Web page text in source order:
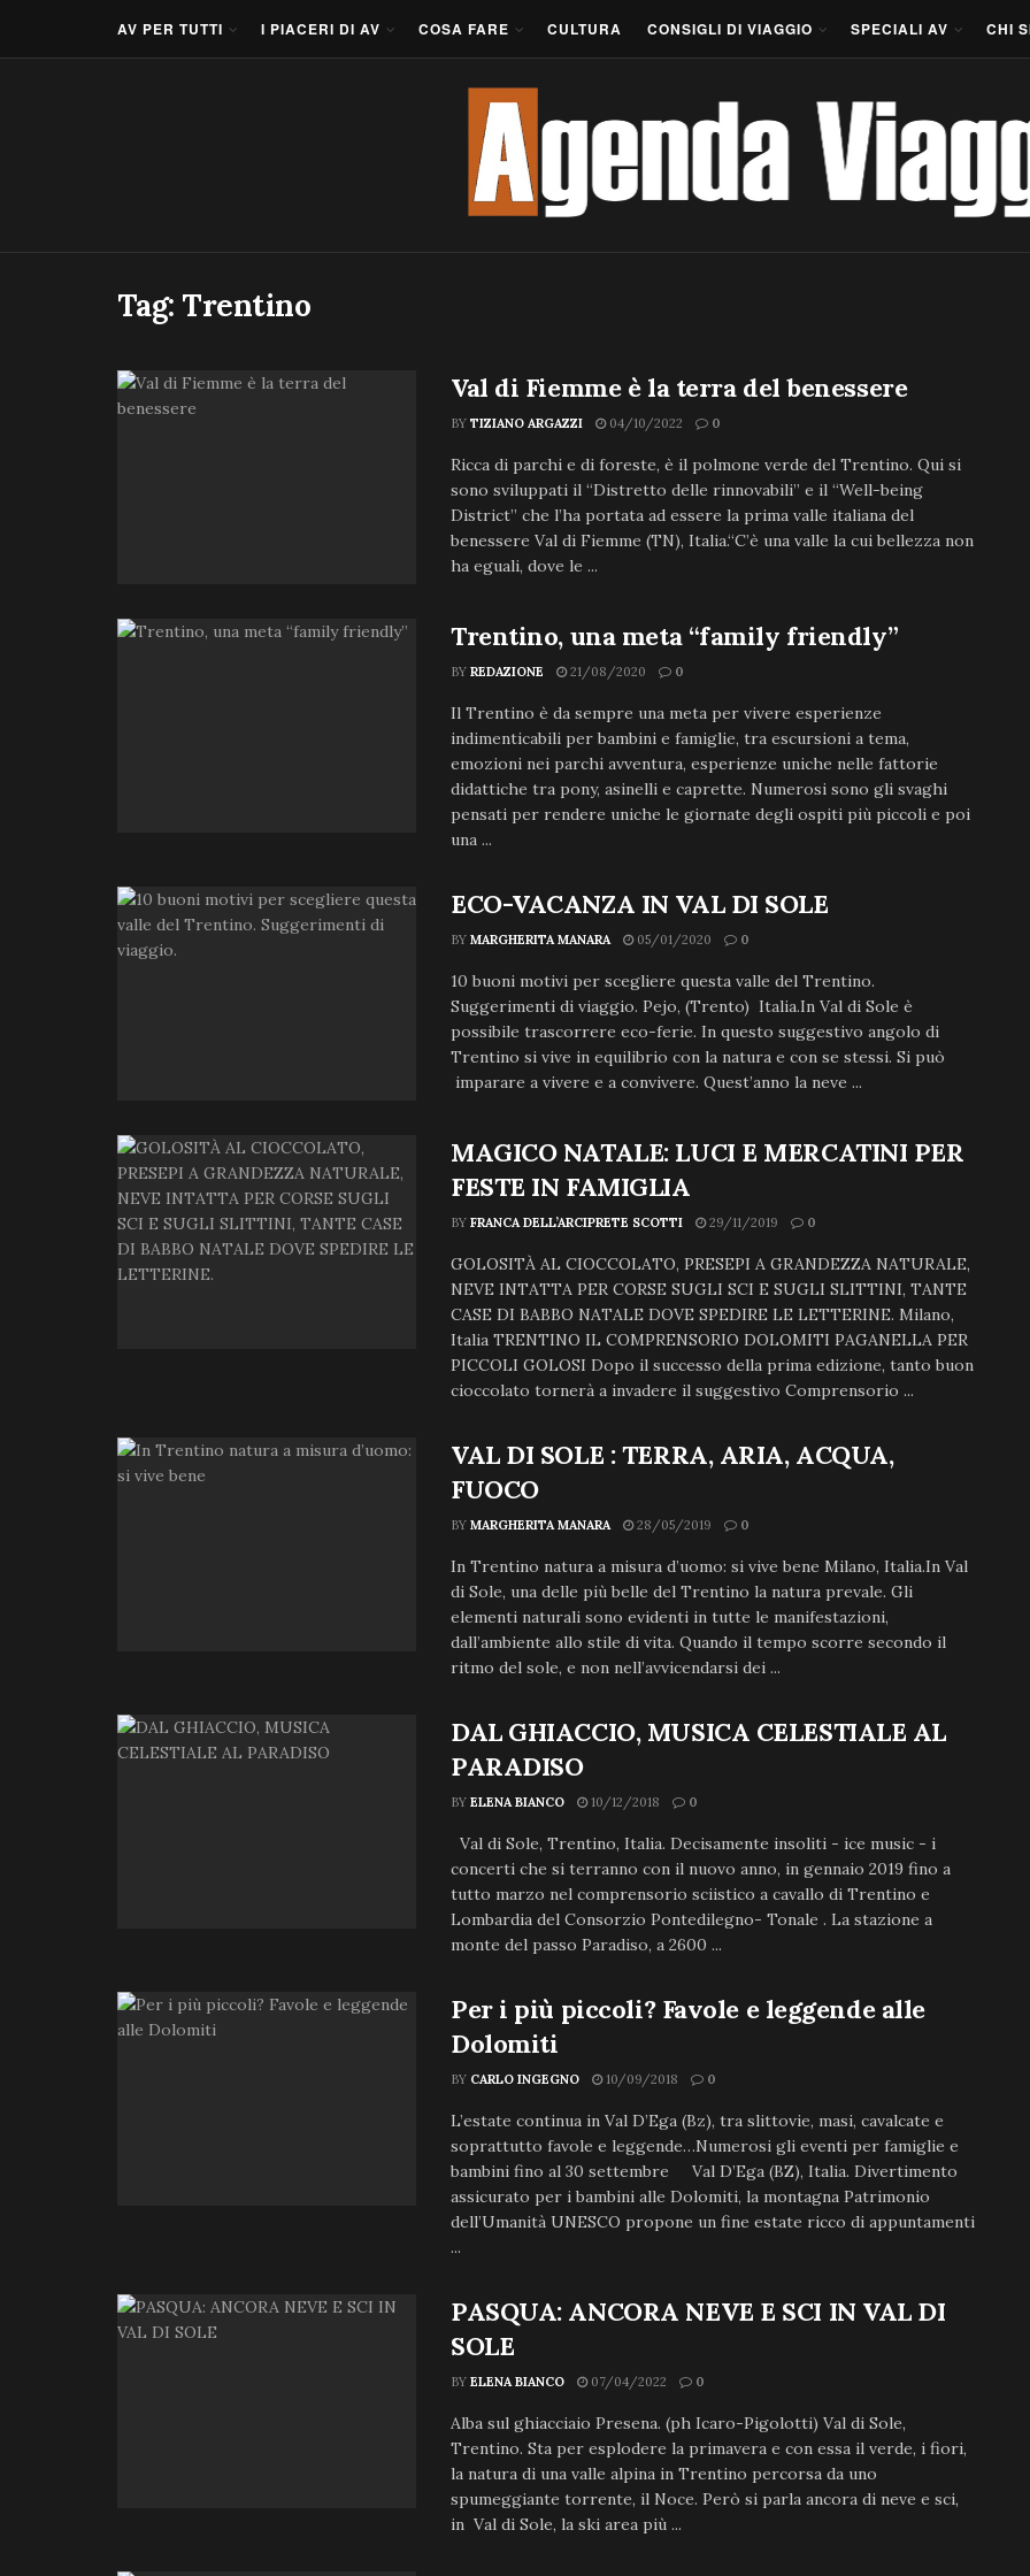
AV PER TUTTI I PIACERI DI AV COSA FARE CULTURA CONSIGLI DI VIAGGIO SPECIALI AV CHI
Tag: Trentino
Val di Fiemme è la terra del benessere
BY TIZIANO ARGAZZI 04/10/2022 0
Ricca di parchi e di foreste, è il polmone verde del Trentino. Qui si
sono sviluppati il “Distretto delle rinnovabili” e il “Well-being
District” che l’ha portata ad essere la prima valle italiana del
benessere Val di Fiemme (TN), Italia.“C’è una valle la cui bellezza non
ha eguali, dove le ...
Trentino, una meta “family friendly”
BY REDAZIONE 21/08/2020 0
Il Trentino è da sempre una meta per vivere esperienze
indimenticabili per bambini e famiglie, tra escursioni a tema,
emozioni nei parchi avventura, esperienze uniche nelle fattorie
didattiche tra pony, asinelli e caprette. Numerosi sono gli svaghi
pensati per rendere uniche le giornate degli ospiti più piccoli e poi
una ...
ECO-VACANZA IN VAL DI SOLE
BY MARGHERITA MANARA 05/01/2020 0
10 buoni motivi per scegliere questa valle del Trentino.
Suggerimenti di viaggio. Pejo, (Trento) Italia.In Val di Sole è
possibile trascorrere eco-ferie. In questo suggestivo angolo di
Trentino si vive in equilibrio con la natura e con se stessi. Si può
imparare a vivere e a convivere. Quest’anno la neve ...
MAGICO NATALE: LUCI E MERCATINI PER
FESTE IN FAMIGLIA
BY FRANCA DELL’ARCIPRETE SCOTTI 29/11/2019 0
GOLOSITÀ AL CIOCCOLATO, PRESEPI A GRANDEZZA NATURALE,
NEVE INTATTA PER CORSE SUGLI SCI E SUGLI SLITTINI, TANTE
CASE DI BABBO NATALE DOVE SPEDIRE LE LETTERINE. Milano,
Italia TRENTINO IL COMPRENSORIO DOLOMITI PAGANELLA PER
PICCOLI GOLOSI Dopo il successo della prima edizione, tanto buon
cioccolato tornerà a invadere il suggestivo Comprensorio ...
VAL DI SOLE : TERRA, ARIA, ACQUA,
FUOCO
BY MARGHERITA MANARA 28/05/2019 0
In Trentino natura a misura d’uomo: si vive bene Milano, Italia.In Val
di Sole, una delle più belle del Trentino la natura prevale. Gli
elementi naturali sono evidenti in tutte le manifestazioni,
dall’ambiente allo stile di vita. Quando il tempo scorre secondo il
ritmo del sole, e non nell’avvicendarsi dei ...
DAL GHIACCIO, MUSICA CELESTIALE AL
PARADISO
BY ELENA BIANCO 10/12/2018 0
Val di Sole, Trentino, Italia. Decisamente insoliti - ice music - i
concerti che si terranno con il nuovo anno, in gennaio 2019 fino a
tutto marzo nel comprensorio sciistico a cavallo di Trentino e
Lombardia del Consorzio Pontedilegno- Tonale . La stazione a
monte del passo Paradiso, a 2600 ...
Per i più piccoli? Favole e leggende alle
Dolomiti
BY CARLO INGEGNO 10/09/2018 0
L’estate continua in Val D’Ega (Bz), tra slittovie, masi, cavalcate e
soprattutto favole e leggende…Numerosi gli eventi per famiglie e
bambini fino al 30 settembre Val D’Ega (BZ), Italia. Divertimento
assicurato per i bambini alle Dolomiti, la montagna Patrimonio
dell’Umanità UNESCO propone un fine estate ricco di appuntamenti
...
PASQUA: ANCORA NEVE E SCI IN VAL DI
SOLE
BY ELENA BIANCO 07/04/2022 0
Alba sul ghiacciaio Presena. (ph Icaro-Pigolotti) Val di Sole,
Trentino. Sta per esplodere la primavera e con essa il verde, i fiori,
la natura di una valle alpina in Trentino percorsa da uno
spumeggiante torrente, il Noce. Però si parla ancora di neve e sci,
in Val di Sole, la ski area più ...